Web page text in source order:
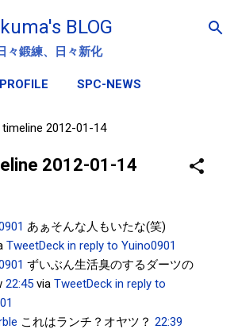
してメイン コンテンツに移動
BLOG
々鍛練、日々新化
PROFILE SPC-NEWS
2012-01-14
2012-01-14
あぁそんな人もいたな(笑)
TweetDeck in reply to Yuino0901
ずいぶん生活臭のするダーツの
22:45 via TweetDeck in reply to
これはランチ？オヤツ？ 22:39